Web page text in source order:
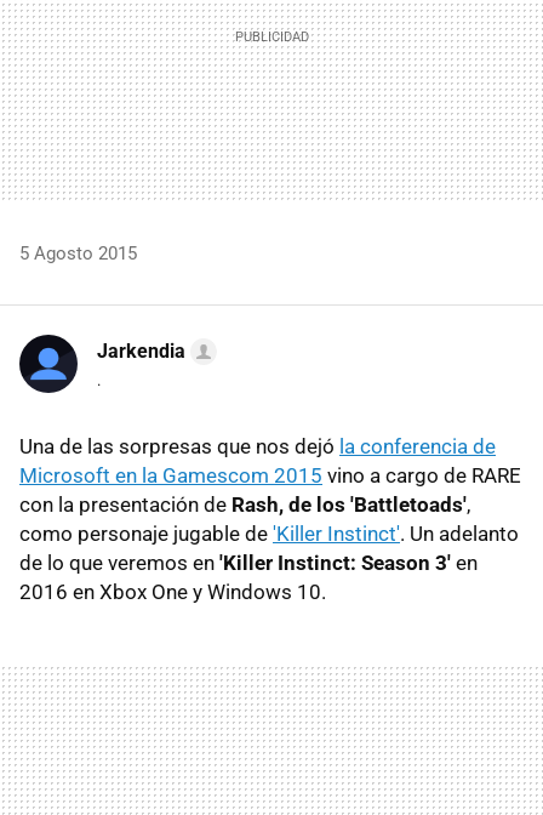
5 Agosto 2015
Jarkendia
.
Una de las sorpresas que nos dejó la conferencia de
Microsoft en la Gamescom 2015 vino a cargo de RARE
con la presentación de Rash, de los 'Battletoads',
como personaje jugable de 'Killer Instinct'. Un adelanto
de lo que veremos en 'Killer Instinct: Season 3' en
2016 en Xbox One y Windows 10.